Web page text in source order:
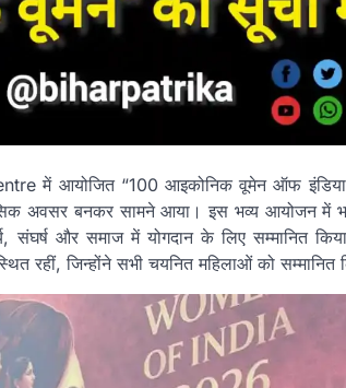
में आयोजित “100 आइकोनिक वूमेन ऑफ इंडिया
अवसर बनकर सामने आया। इस भव्य आयोजन में
संघर्ष और समाज में योगदान के लिए सम्मानित
रहीं, जिन्होंने सभी चयनित महिलाओं को सम्मानित